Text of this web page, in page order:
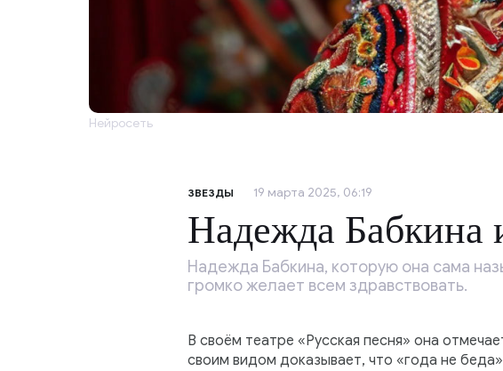
Нейросеть
ЗВЕЗДЫ 19 марта 2025, 06:19
Надежда Бабкина
Надежда Бабкина, которую она сама
громко желает всем здравствовать.
В своём театре «Русская песня» она
своим видом доказывает, что «года не